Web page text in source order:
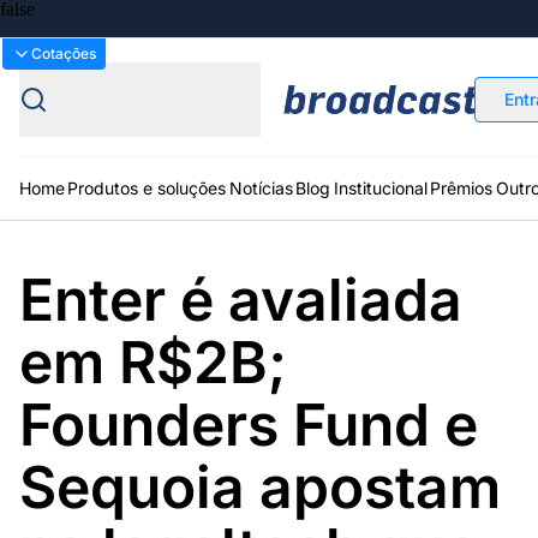
Bolsas
Cotações
HomeProdutos e soluções NotíciasBlog InstitucionalPrêmios
Plataformas
Broadcast
Broadcast+
financeiro em
tempo real
Tudo sobre o
agronegócio
Sobre nós Releases Broadcast
Prêmio Broadcast
Analistas
Prêmio Broadcast
Prêmio
Agências de
comunicação
Enter é avaliada
em R$2B;
Founders Fund e
Sequoia apostam